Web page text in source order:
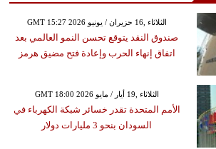
GMT 15:27 2026 الثلاثاء ,16 حزيران / يونيو
صندوق النقد يتوقع تحسن النمو العالمي بعد
اتفاق إنهاء الحرب وإعادة فتح مضيق هرمز
GMT 18:00 2026 الثلاثاء ,19 أيار / مايو
الأمم المتحدة تقدر خسائر شبكة الكهرباء في
السودان بنحو 3 مليارات دولار